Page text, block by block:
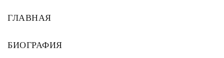
ГЛАВНАЯ
БИОГРАФИЯ